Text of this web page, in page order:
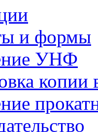
и формы
УНФ
копии